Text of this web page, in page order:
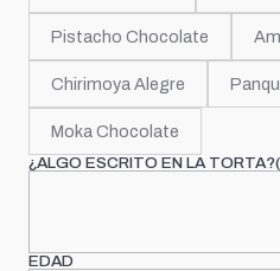
Pistacho Chocolate
Chirimoya Alegre
Moka Chocolate
¿ALGO ESCRITO EN LA
EDAD